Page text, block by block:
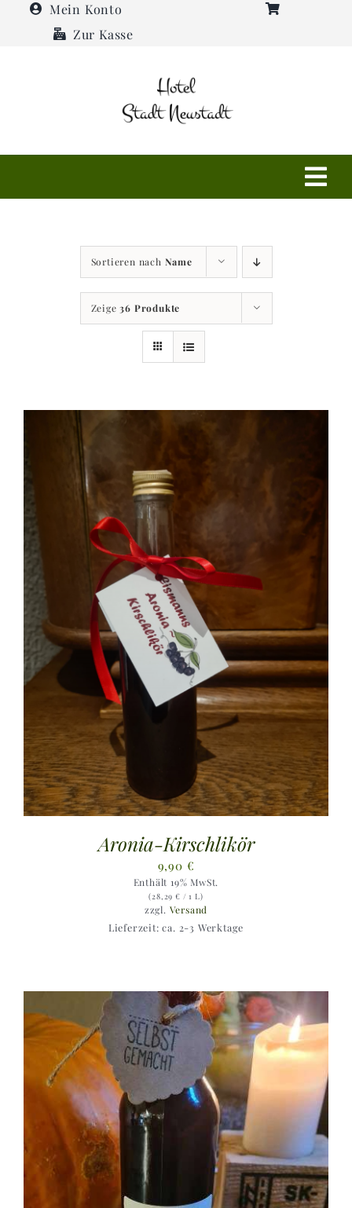
Mein Konto
Zur Kasse
Restaurant
Sortieren nach Name
Zeige36 Produkte
Aronia-Kirschlikör
9,90 €
Enthält 19% MwSt.
(28,29€ / 1 L)
zzgl. Versand
Lieferzeit: ca. 2-3 Werktage